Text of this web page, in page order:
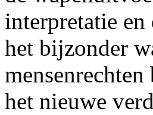
interpretatie
het bijzonder
het nieuwe